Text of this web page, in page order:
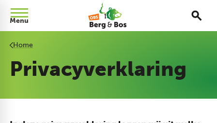
Menu
Home
Privacyverklaring